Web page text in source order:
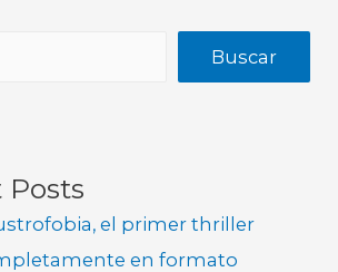
Buscar
Posts
el primer thriller
en formato